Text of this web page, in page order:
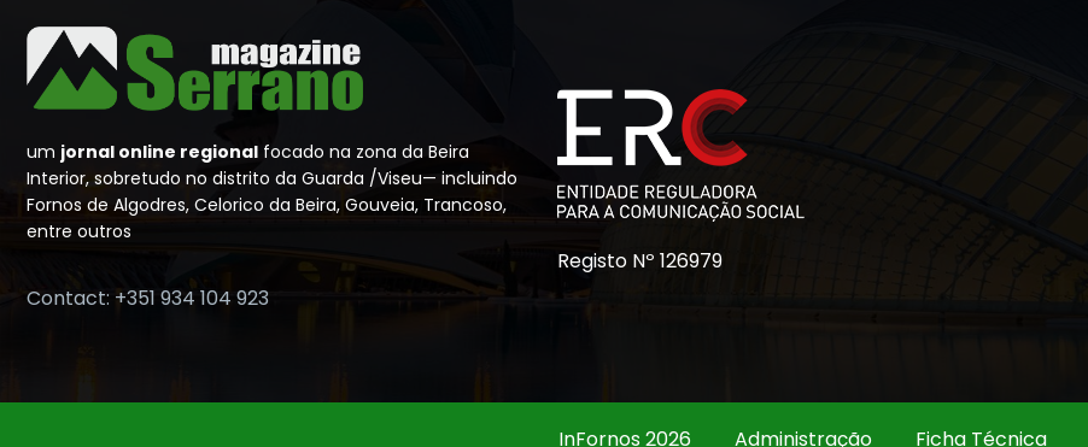
um jornal online regional focado na zona da Beira
Interior, sobretudo no distrito da Guarda /Viseu— incluindo
Fornos de Algodres, Celorico da Beira, Gouveia, Trancoso,
entre outros
Contact: +351 934 104 923
Registo Nº 126979
InFornos 2026 Administração Ficha Técnica